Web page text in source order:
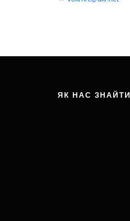
ЯК НАС ЗНАЙТИ